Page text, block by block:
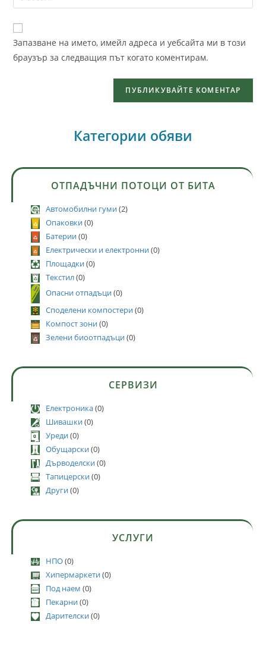
Запазване на името, имейл адреса и уебсайта ми в този
браузър за следващия път когато коментирам.
Категории обяви
ОТПАДЪЧНИ ПОТОЦИ ОТ БИТА
Автомобилни гуми(2)
Опаковки(0)
Батерии(0)
Електрически и електронни(0)
Площадки(0)
Текстил(0)
Опасни отпадъци(0)
Споделени компостери(0)
Компост зони(0)
Зелени биоотпадъци(0)
СЕРВИЗИ
Електроника(0)
Шивашки(0)
Уреди(0)
Обущарски(0)
Дърводелски(0)
Тапицерски(0)
Други(0)
УСЛУГИ
НПО(0)
Хипермаркети(0)
Под наем (0)
Пекарни(0)
Дарителски(0)